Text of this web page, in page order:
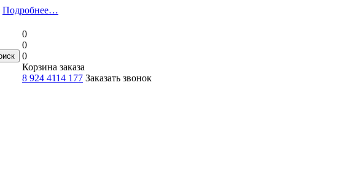
Подробнее…
0
0
0
Корзина заказа
8 924 4114 177 Заказать звонок